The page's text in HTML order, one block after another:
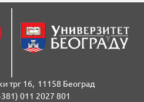
трг 16, 11158 Београд
011 2027 801